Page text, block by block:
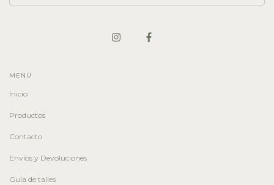
MENÚ
Inicio
Productos
Contacto
Envíos y Devoluciones
Guía de talles